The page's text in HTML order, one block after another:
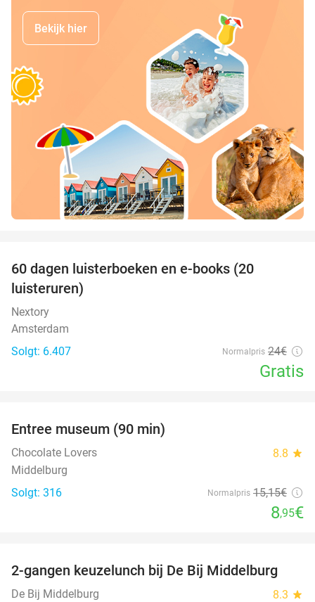
Bekijk hier
60 dagen luisterboeken en e-books (20
luisteruren)
Nextory
Amsterdam
Solgt: 6.407
Normalpris 24€
Gratis
Entree museum (90 min)
Chocolate Lovers 8.8 star
Middelburg
Solgt: 316
Normalpris 15,15€
8,95€
42%
2-gangen keuzelunch bij De Bij Middelburg
De Bij Middelburg 8.3 star